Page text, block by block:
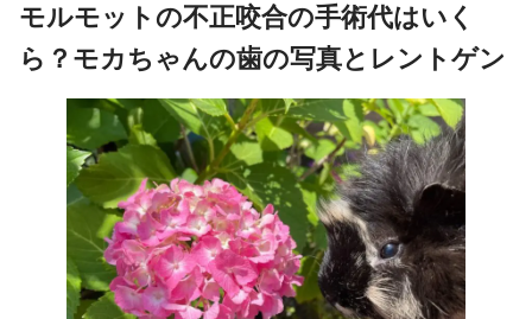
モルモットの不正咬合の手術代はいく
ら？モカちゃんの歯の写真とレントゲン